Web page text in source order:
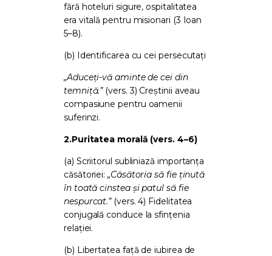
fără hoteluri sigure, ospitalitatea
era vitală pentru misionari (3 Ioan
5–8).
(b) Identificarea cu cei persecutați
„Aduceți-vă aminte de cei din
temniță.”(vers. 3) Creștinii aveau
compasiune pentru oamenii
suferinzi.
2.Puritatea morală (vers. 4–6)
(a) Scriitorul subliniază importanța
căsătoriei:„Căsătoria să fie ținută
în toată cinstea și patul să fie
nespurcat.”(vers. 4) Fidelitatea
conjugală conduce la sfințenia
relației.
(b) Libertatea față de iubirea de